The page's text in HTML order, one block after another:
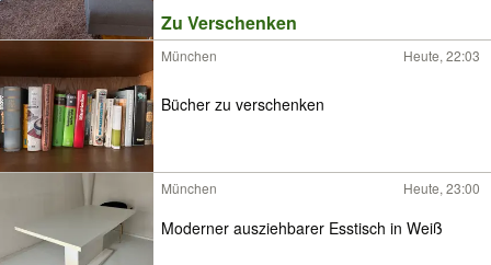
Zu Verschenken
München Heute, 22:03
Bücher zu verschenken
München Heute, 23:00
Moderner ausziehbarer Esstisch in Weiß